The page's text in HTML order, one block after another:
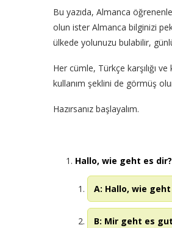
Bu yazıda, Almanca
olun ister Almanca bilginizi
ülkede yolunuzu bulabilir,
Her cümle, Türkçe karşılığı
kullanım şeklini de görmüş
Hazırsanız başlayalım.
Hallo, wie geht es dir?
A: Hallo, wie geht
B: Mir geht es